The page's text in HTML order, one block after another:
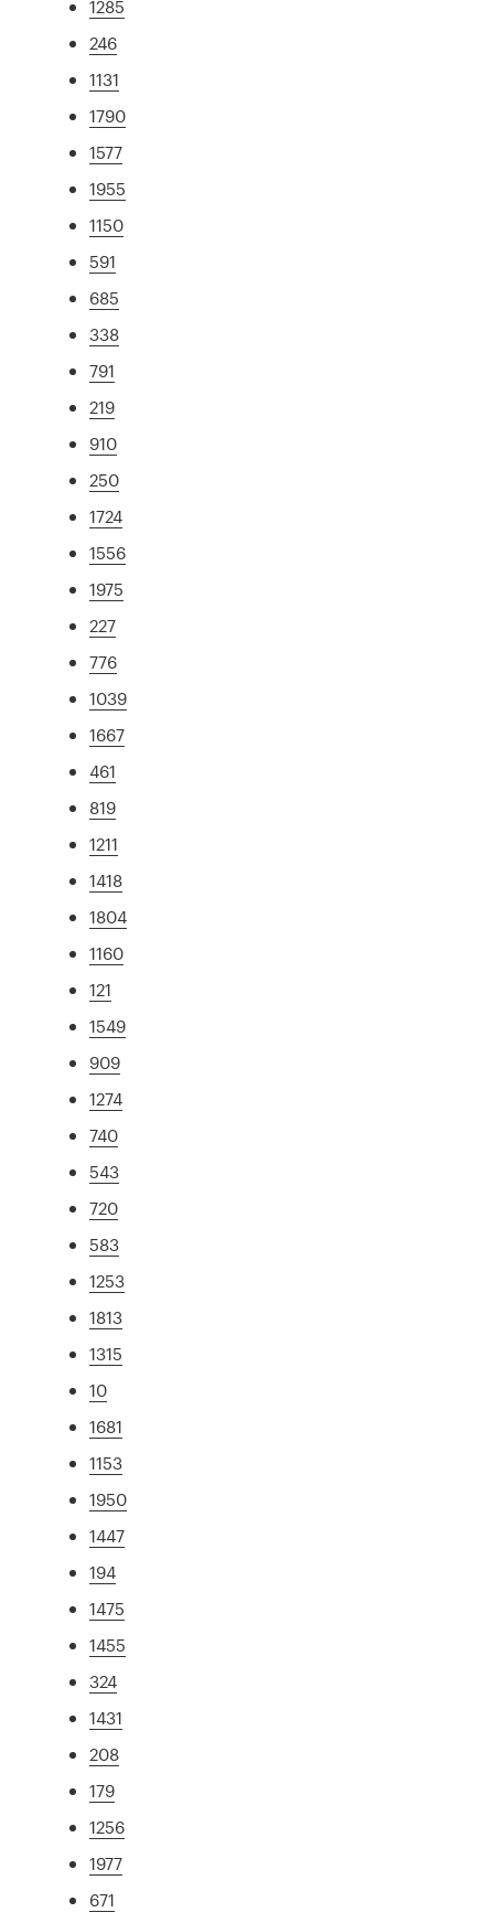
1285
246
1131
1790
1577
1955
1150
591
685
338
791
219
910
250
1724
1556
1975
227
776
1039
1667
461
819
1211
1418
1804
1160
121
1549
909
1274
740
543
720
583
1253
1813
1315
10
1681
1153
1950
1447
194
1475
1455
324
1431
208
179
1256
1977
671